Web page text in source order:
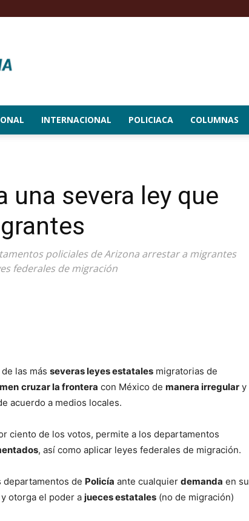
INTERNACIONAL POLICIACA COLUMNAS
una severa ley que
policiales de Arizona arrestar a migrantes
federales de migración
las más severas leyes estatales migratorias de
cruzar la frontera con México de manera irregular y
acuerdo a medios locales.
ciento de los votos, permite a los departamentos
, así como aplicar leyes federales de migración.
departamentos de Policía ante cualquier demanda en su
otorga el poder a jueces estatales (no de migración)